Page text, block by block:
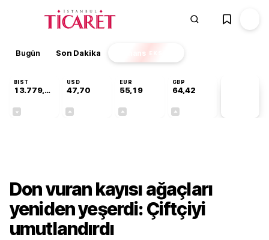
Bugün Son Dakika Finans EKSTRA
BIST
13.779,39
USD
47,70
EUR
55,19
GBP
64,42
Don vuran kayısı ağaçları
yeniden yeşerdi: Çiftçiyi
umutlandırdı